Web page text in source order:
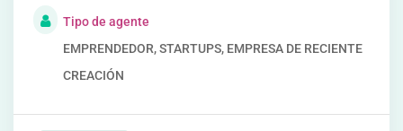
Tipo de agente
EMPRENDEDOR, STARTUPS, EMPRESA DE RECIENTE
CREACIÓN